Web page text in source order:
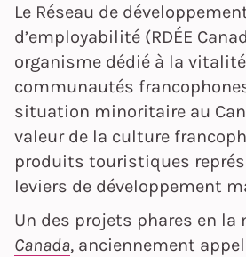
Le Réseau de
d’employabilité (RDÉE
organisme dédié à la
communautés
situation minoritaire au
valeur de la culture
produits touristiques
leviers de développement
Un des projets phares en la
Canada, anciennement